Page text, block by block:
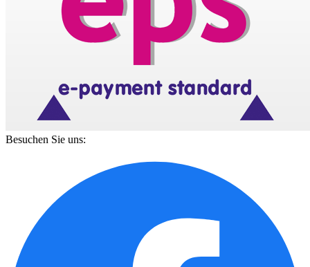
Besuchen Sie uns: